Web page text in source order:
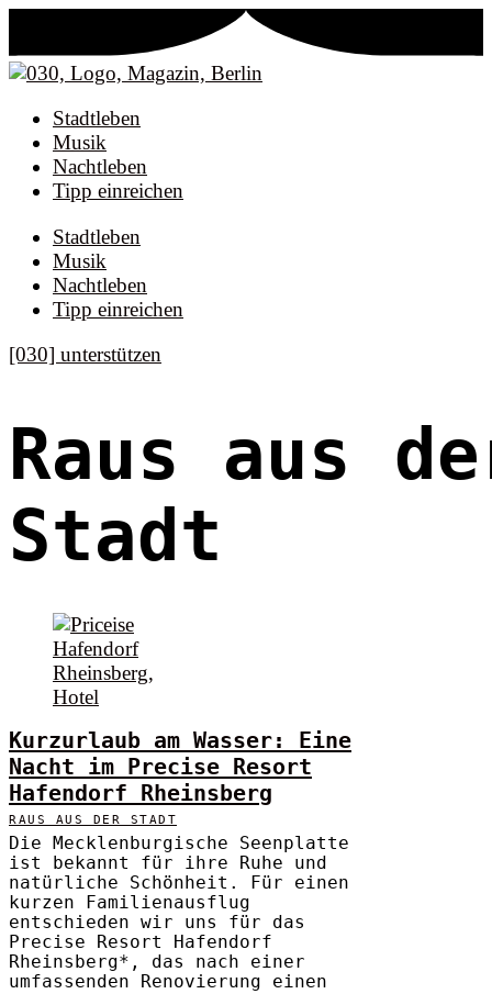
Stadtleben
Musik
Nachtleben
Tipp einreichen
Stadtleben
Musik
Nachtleben
Tipp einreichen
[030] unterstützen
Raus aus
Stadt
Kurzurlaub am Wasser: Eine
Nacht im Precise Resort
Hafendorf Rheinsberg
RAUS AUS DER STADT
Die Mecklenburgische Seenplatte
ist bekannt für ihre Ruhe und
natürliche Schönheit. Für einen
kurzen Familienausflug
entschieden wir uns für das
Precise Resort Hafendorf
Rheinsberg*, das nach einer
umfassenden Renovierung einen